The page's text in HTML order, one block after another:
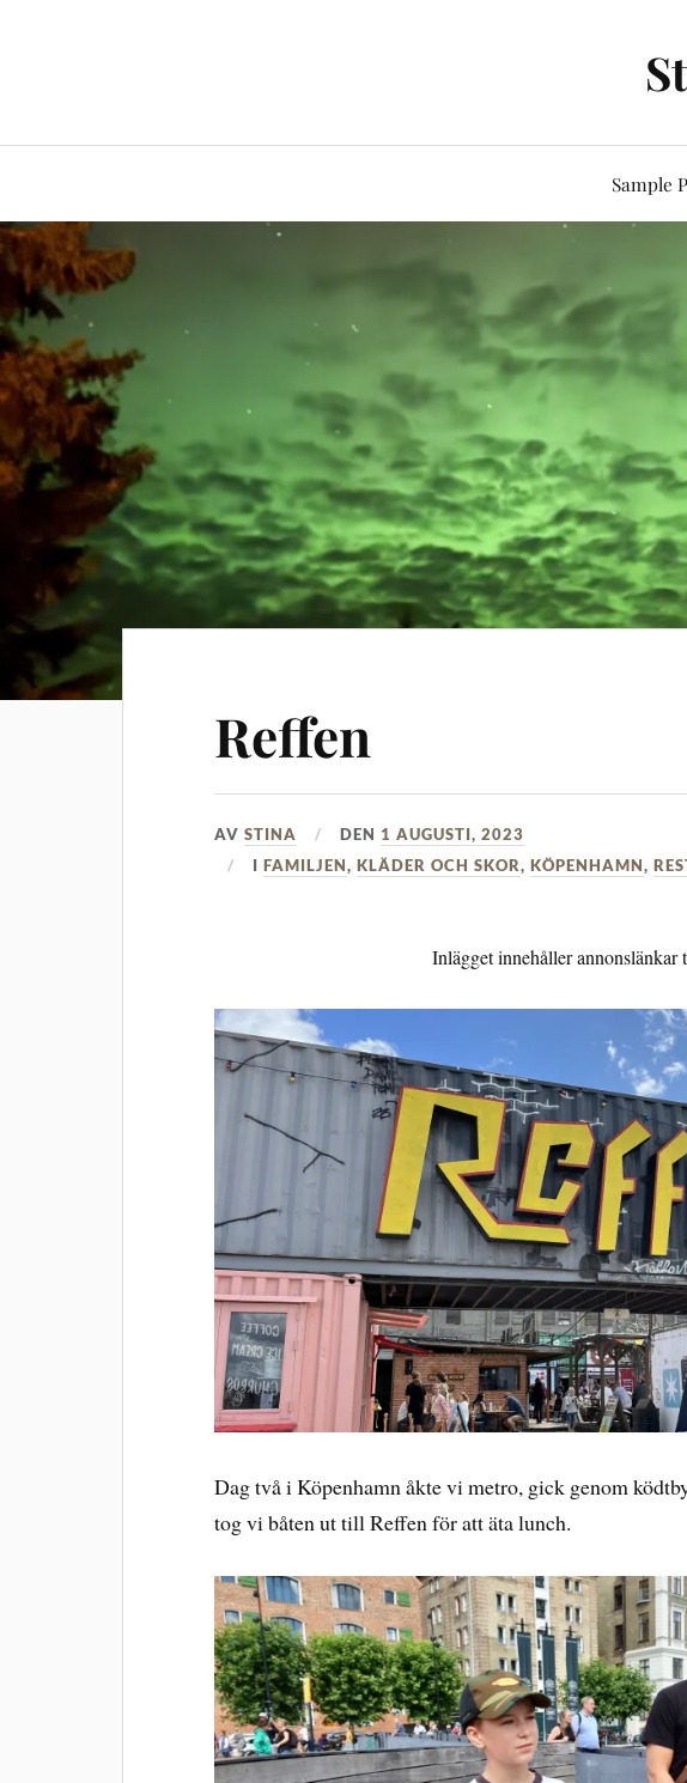
Sample
Reffen
AVSTINA DEN 1 AUGUSTI, 2023
IFAMILJEN,KLÄDER OCH SKOR,KÖPENHAMN,
Inlägget innehåller
Dag två i Köpenhamn åkte vi metro, gick genom
tog vi båten ut till Reffen för att äta lunch.